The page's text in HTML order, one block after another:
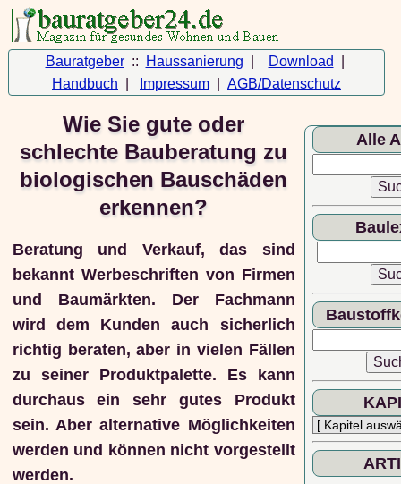
Bauratgeber:: Haussanierung Download
Handbuch
Impressum AGB/Datenschutz
Wie Sie gute oder
schlechte Bauberatung zu
biologischen Bauschäden
erkennen?
Beratung und Verkauf, das sind
bekannt Werbeschriften von Firmen
und Baumärkten. Der Fachmann
wird dem Kunden auch sicherlich
richtig beraten, aber in vielen Fällen
zu seiner Produktpalette. Es kann
durchaus ein sehr gutes Produkt
sein. Aber alternative Möglichkeiten
werden und können nicht vorgestellt
werden.
Alle